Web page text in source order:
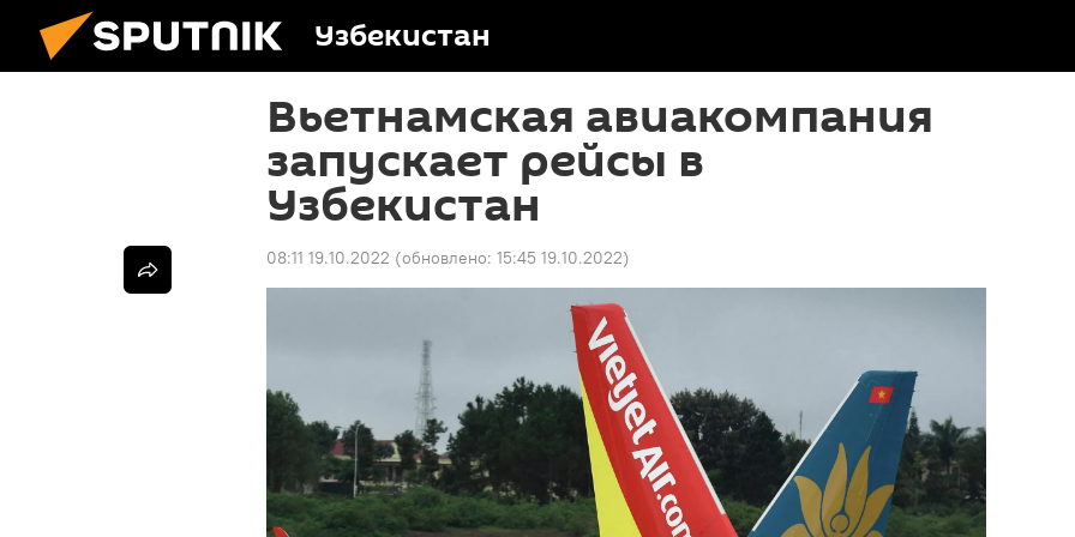
Узбекистан
Вьетнамская авиакомпания
запускает рейсы в
Узбекистан
08:11 19.10.2022 (обновлено: 15:45 19.10.2022)